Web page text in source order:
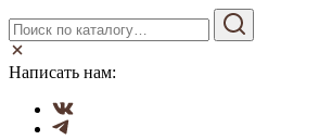
Написать нам: